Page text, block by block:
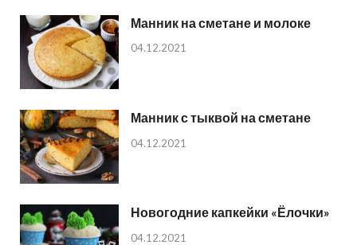
Манник на сметане и молоке
04.12.2021
Манник с тыквой на сметане
04.12.2021
Новогодние капкейки «Ёлочки»
04.12.2021